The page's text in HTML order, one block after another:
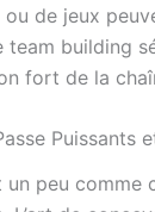
de jeux
team building
fort de la
Puissants
un peu